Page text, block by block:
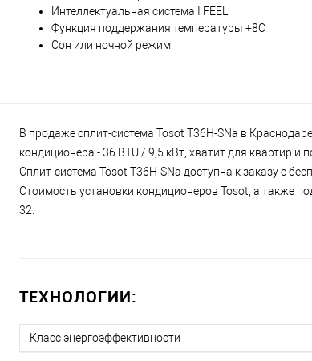
Интеллектуальная система I FEEL
Функция поддержания температуры +8С
Сон или ночной режим
В продаже сплит-система Tosot T36H-SNa в
кондиционера - 36 BTU / 9,5 кВт, хватит для квартир
Сплит-система Tosot T36H-SNa доступна к заказу с
Стоимость установки кондиционеров Tosot, а также
32.
ТЕХНОЛОГИИ:
Класс энергоэффективности